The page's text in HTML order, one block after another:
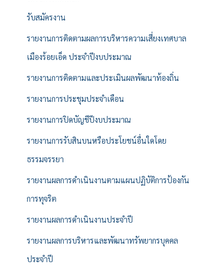
รับสมัครงาน
รายงานการติดตามผลการบริหารความเสี่ยงเทศบาล
เมืองร้อยเอ็ด ประจำปีงบประมาณ
รายงานการติดตามและประเมินผลพัฒนาท้องถิ่น
รายงานการประชุมประจำเดือน
รายงานการปิดบัญชีปีงบประมาณ
รายงานการรับสินบนหรือประโยชน์อื่นใดโดย
ธรรมจรรยา
รายงานผลการดำเนินงานตามแผนปฏิบัติการป้องกัน
การทุจริต
รายงานผลการดำเนินงานประจำปี
รายงานผลการบริหารและพัฒนาทรัพยากรบุคคล
ประจำปี